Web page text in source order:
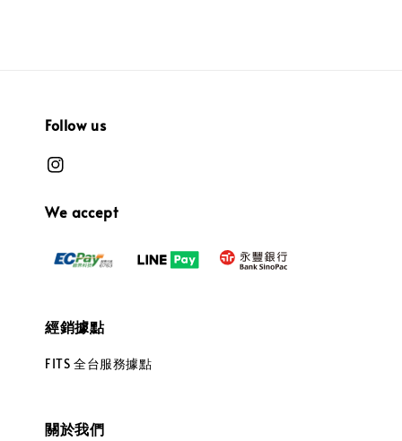
Follow us
We accept
經銷據點
FITS 全台服務據點
關於我們